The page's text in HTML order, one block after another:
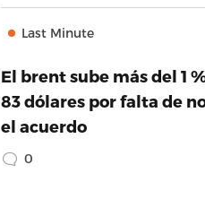
Last Minute
El brent sube más del 1
83 dólares por falta de
el acuerdo
0